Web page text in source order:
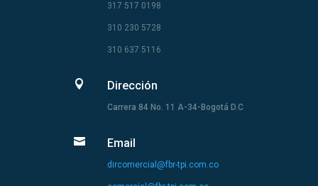
317 517 0198
310 230 5728
310 637 5116
 Dirección
Carrera 84 No. 11 A-34-Bogotá D.C
 Email
dircomercial@fbr-tpi.com.co